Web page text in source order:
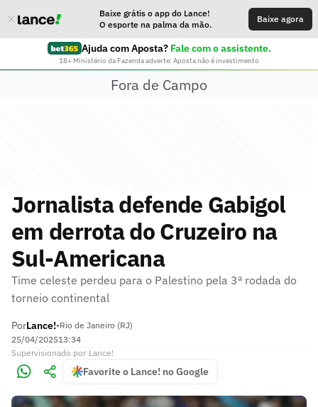
Baixe grátis o app do Lance!
O esporte na palma da mão.
Baixe agora
Ajuda com Aposta? Fale com o assistente.
18+ Ministério da Fazenda adverte: Aposta não é investimento
Fora de Campo
Jornalista defende Gabigol
em derrota do Cruzeiro na
Sul-Americana
Time celeste perdeu para o Palestino pela 3ª rodada do
torneio continental
PorLance!•Rio de Janeiro (RJ)
25/04/202513:34
Supervisionado por Lance!
Favorite o Lance! no Google